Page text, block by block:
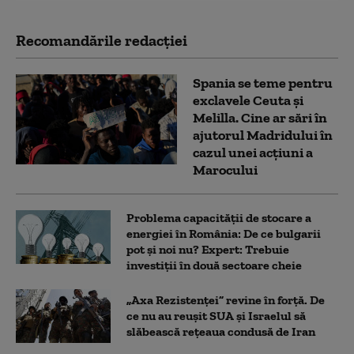
Recomandările redacţiei
Spania se teme pentru
exclavele Ceuta și
Melilla. Cine ar sări în
ajutorul Madridului în
cazul unei acțiuni a
Marocului
Problema capacității de stocare a
energiei în România: De ce bulgarii
pot și noi nu? Expert: Trebuie
investiții în două sectoare cheie
„Axa Rezistenței” revine în forță. De
ce nu au reușit SUA și Israelul să
slăbească rețeaua condusă de Iran